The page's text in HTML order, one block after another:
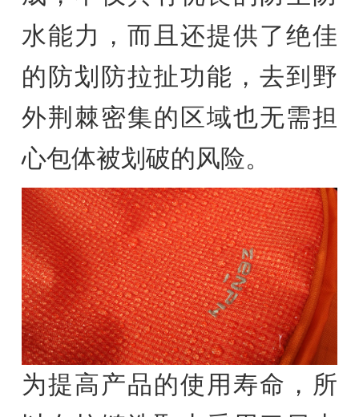
水能力，而且还提供了绝佳
的防划防拉扯功能，去到野
外荆棘密集的区域也无需担
心包体被划破的风险。
为提高产品的使用寿命，所